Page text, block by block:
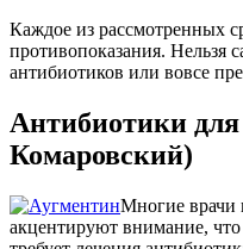
Каждое из рассмотренных
противопоказания. Нельзя
антибиотиков или вовсе
Антибиотики
Комаровский)
Многие врачи
акцентируют внимание,